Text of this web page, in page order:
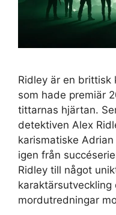
Ridley är en brittisk
som hade premiär
tittarnas hjärtan.
detektiven Alex
karismatiske
igen från
Ridley till något
karaktärsutveckling
mordutredningar